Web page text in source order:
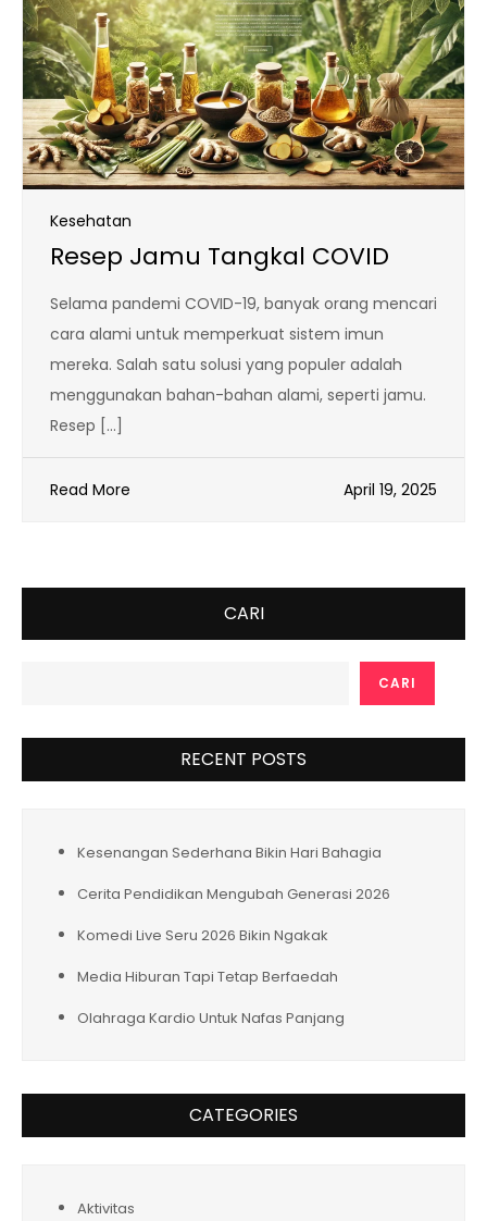
Kesehatan
Resep Jamu Tangkal COVID
Selama pandemi COVID-19, banyak orang mencari
cara alami untuk memperkuat sistem imun
mereka. Salah satu solusi yang populer adalah
menggunakan bahan-bahan alami, seperti jamu.
Resep […]
Read More April 19, 2025
CARI
CARI
RECENT POSTS
Kesenangan Sederhana Bikin Hari Bahagia
Cerita Pendidikan Mengubah Generasi 2026
Komedi Live Seru 2026 Bikin Ngakak
Media Hiburan Tapi Tetap Berfaedah
Olahraga Kardio Untuk Nafas Panjang
CATEGORIES
Aktivitas